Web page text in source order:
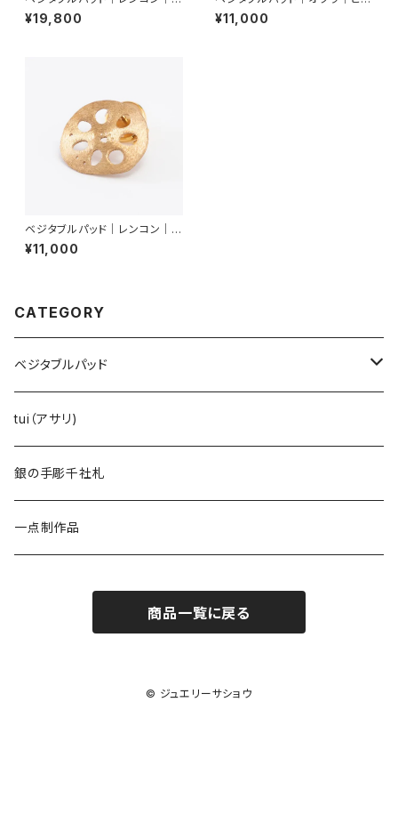
アス
¥19,800
ブローチ（２輪）
¥11,000
ベジタブルパッド｜レンコン｜ピ
ンブローチ
¥11,000
CATEGORY
ベジタブルパッド
レンコン
オクラ
tui（アサリ)
銀の手彫千社札
一点制作品
商品一覧に戻る
© ジュエリーサショウ